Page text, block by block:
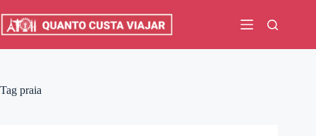
para
Tag praia